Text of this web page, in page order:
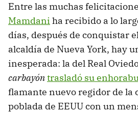
Entre las muchas
Mamdani ha recibido a lo
días, después de conquistar
alcaldía de Nueva York, hay
inesperada: la del Real
carbayóntrasladó su
flamante nuevo regidor de la
poblada de EEUU con un